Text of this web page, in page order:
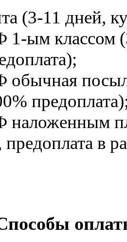
(3-11 дней,
1-ым классом
обычная
наложенным
предоплата в